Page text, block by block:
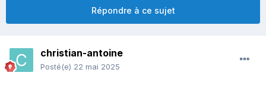
Répondre à ce sujet
christian-antoine
Posté(e) 22 mai 2025